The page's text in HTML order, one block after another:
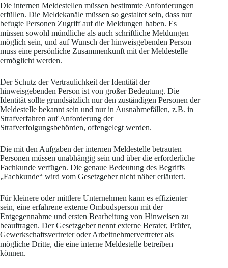
Die internen Meldestellen müssen bestimmte Anforderungen
erfüllen. Die Meldekanäle müssen so gestaltet sein, dass nur
befugte Personen Zugriff auf die Meldungen haben. Es
müssen sowohl mündliche als auch schriftliche Meldungen
möglich sein, und auf Wunsch der hinweisgebenden Person
muss eine persönliche Zusammenkunft mit der Meldestelle
ermöglicht werden.
Der Schutz der Vertraulichkeit der Identität der
hinweisgebenden Person ist von großer Bedeutung. Die
Identität sollte grundsätzlich nur den zuständigen Personen der
Meldestelle bekannt sein und nur in Ausnahmefällen, z.B. in
Strafverfahren auf Anforderung der
Strafverfolgungsbehörden, offengelegt werden.
Die mit den Aufgaben der internen Meldestelle betrauten
Personen müssen unabhängig sein und über die erforderliche
Fachkunde verfügen. Die genaue Bedeutung des Begriffs
„Fachkunde“ wird vom Gesetzgeber nicht näher erläutert.
Für kleinere oder mittlere Unternehmen kann es effizienter
sein, eine erfahrene externe Ombudsperson mit der
Entgegennahme und ersten Bearbeitung von Hinweisen zu
beauftragen. Der Gesetzgeber nennt externe Berater, Prüfer,
Gewerkschaftsvertreter oder Arbeitnehmervertreter als
mögliche Dritte, die eine interne Meldestelle betreiben
können.